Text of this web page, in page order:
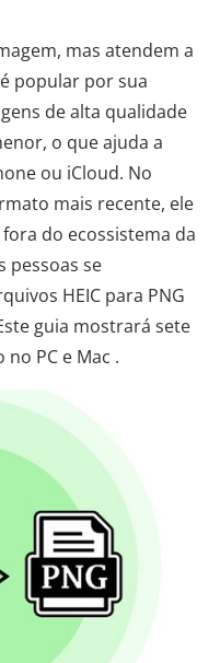
mas atendem a
é popular por sua
de alta qualidade
o que ajuda a
ou iCloud. No
mais recente, ele
do ecossistema da
pessoas se
HEIC para PNG
guia mostrará sete
PC e Mac .